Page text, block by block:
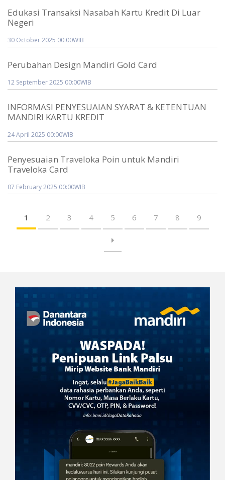
Edukasi Transaksi Nasabah Kartu Kredit Di Luar
Negeri
30 October 2025 00:00WIB
Perubahan Design Mandiri Gold Card
12 September 2025 00:00WIB
INFORMASI PENYESUAIAN SYARAT & KETENTUAN
MANDIRI KARTU KREDIT
24 April 2025 00:00WIB
Penyesuaian Traveloka Poin untuk Mandiri
Traveloka Card
07 February 2025 00:00WIB
1 2 3 4 5 6 7 8 9